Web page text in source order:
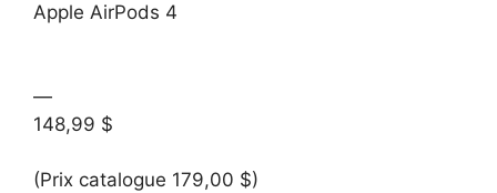
Apple AirPods 4
—
148,99 $
(Prix catalogue 179,00 $)